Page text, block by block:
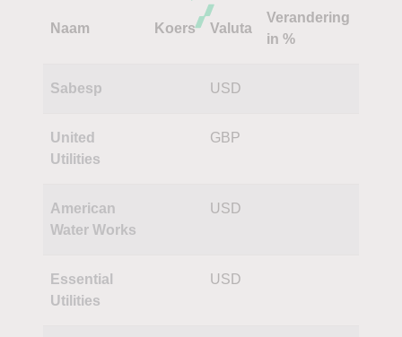
Naam Koers Valuta
Verandering
in %
Sabesp USD
United
Utilities
GBP
American
Water Works
USD
Essential
Utilities
USD